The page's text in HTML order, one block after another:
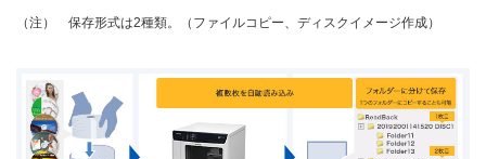
（注） 保存形式は2種類。（ファイルコピー、ディスクイメージ作成）